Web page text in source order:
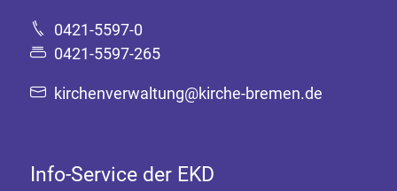
0421-5597-0
0421-5597-265
kirchenverwaltung@kirche-bremen.de
Info-Service der EKD